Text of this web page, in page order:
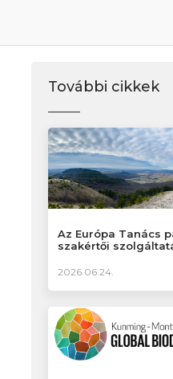
További cikkek
Az Európa Tanács
szakértői
2026.06.24.